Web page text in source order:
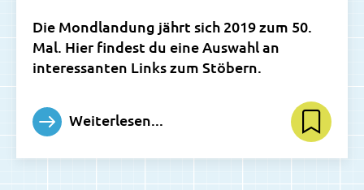
Die Mondlandung jährt sich 2019 zum 50.
Mal. Hier findest du eine Auswahl an
interessanten Links zum Stöbern.
Weiterlesen...